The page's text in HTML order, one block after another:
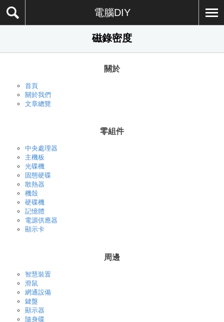
電腦DIY
磁錄密度
關於
首頁
關於我們
文章總覽
零組件
中央處理器
主機板
光碟機
固態硬碟
散熱器
機殼
硬碟機
記憶體
電源供應器
顯示卡
周邊
智慧裝置
滑鼠
網通設備
鍵盤
顯示器
隨身碟